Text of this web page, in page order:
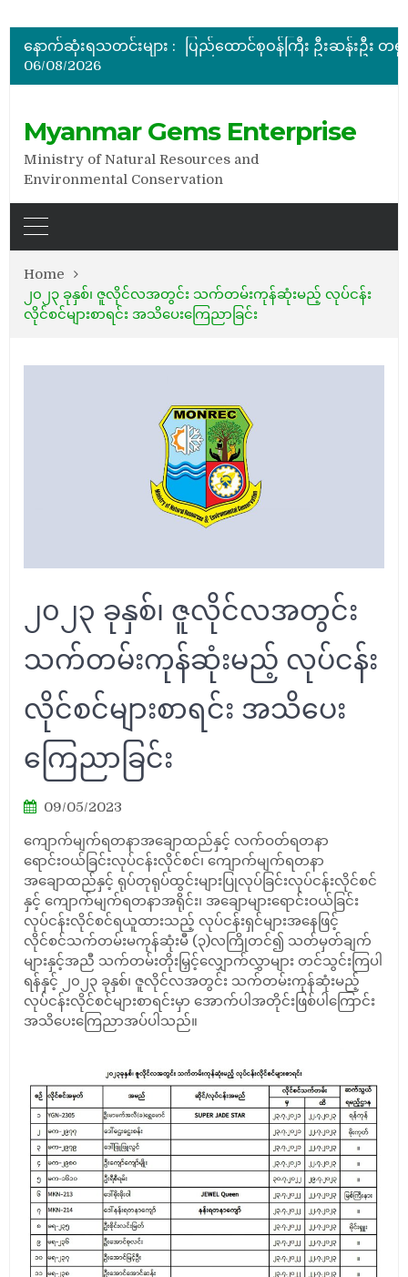
နောက်ဆုံးရသတင်းများ :
အိတ်ဖွင့်တင်ဒါခေါ်ယူခြင်း
06/08/2026
Myanmar Gems Enterprise
Ministry of Natural Resources and
Environmental Conservation
Home
၂၀၂၃ ခုနှစ်၊ ဇူလိုင်လအတွင်း သက်တမ်းကုန်ဆုံးမည့် လုပ်ငန်း
လိုင်စင်များစာရင်း အသိပေးကြေညာခြင်း
၂၀၂၃ ခုနှစ်၊ ဇူလိုင်လအတွင်း
သက်တမ်းကုန်ဆုံးမည့် လုပ်ငန်း
လိုင်စင်များစာရင်း အသိပေး
ကြေညာခြင်း
09/05/2023
ကျောက်မျက်ရတနာအချောထည်နှင့် လက်ဝတ်ရတနာ
ရောင်းဝယ်ခြင်းလုပ်ငန်းလိုင်စင်၊ ကျောက်မျက်ရတနာ
အချောထည်နှင့် ရုပ်တုရုပ်ထွင်းများပြုလုပ်ခြင်းလုပ်ငန်းလိုင်စင်
နှင့် ကျောက်မျက်ရတနာအရိုင်း၊ အချောများရောင်းဝယ်ခြင်း
လုပ်ငန်းလိုင်စင်ရယူထားသည့် လုပ်ငန်းရှင်များအနေဖြင့်
လိုင်စင်သက်တမ်းမကုန်ဆုံးမီ (၃)လကြိုတင်၍ သတ်မှတ်ချက်
များနှင့်အညီ သက်တမ်းတိုးမြှင့်လျှောက်လွှာများ တင်သွင်းကြပါ
ရန်နှင့် ၂၀၂၃ ခုနှစ်၊ ဇူလိုင်လအတွင်း သက်တမ်းကုန်ဆုံးမည့်
လုပ်ငန်းလိုင်စင်များစာရင်းမှာ အောက်ပါအတိုင်းဖြစ်ပါကြောင်း
အသိပေးကြေညာအပ်ပါသည်။